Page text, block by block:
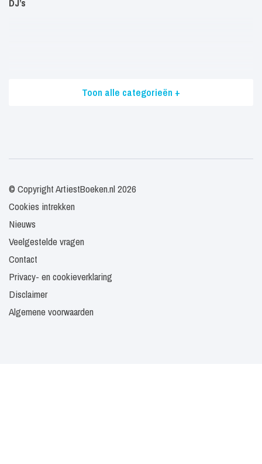
Toon alle categorieën +
© Copyright ArtiestBoeken.nl 2026
Cookies intrekken
Nieuws
Veelgestelde vragen
Contact
Privacy- en cookieverklaring
Disclaimer
Algemene voorwaarden